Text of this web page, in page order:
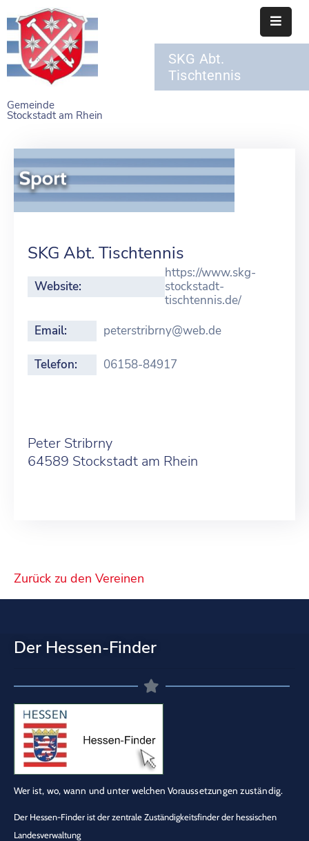
Gemeinde
Stockstadt am Rhein
STARTSEITE
BÜRGERSERVICE
NAHERHOLUNG
FREIZEITEINRICHTUNGEN
VEREINE
SKG Abt.
Tischtennis
SKG Abt. Tischtennis
Website:
https://www.skg-
stockstadt-
tischtennis.de/
Email:
peterstribrny@web.de
Telefon: 06158-84917
Peter Stribrny
64589 Stockstadt am Rhein
Zurück zu den Vereinen
Der Hessen-Finder
Wer ist, wo, wann und unter welchen Voraussetzungen zuständig.
Der Hessen-Finder ist der zentrale Zuständigkeitsfinder der hessischen
Landesverwaltung